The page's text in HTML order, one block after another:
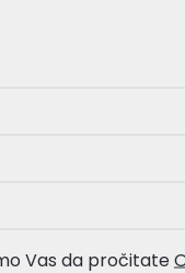
Vas da pročitate